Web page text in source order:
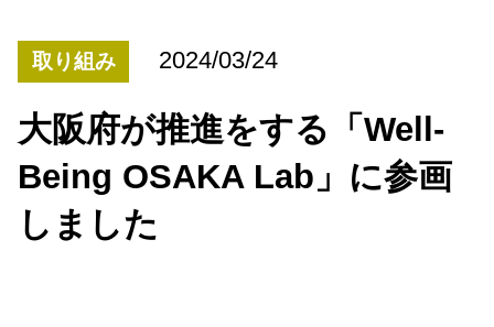
取り組み 2024/03/24
大阪府が推進をする「Well-
Being OSAKA Lab」に参画
しました